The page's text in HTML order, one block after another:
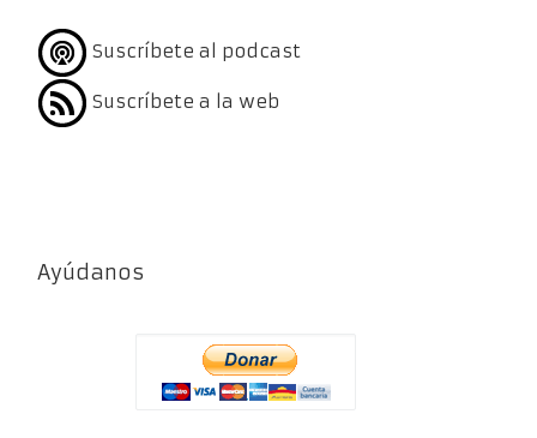
Suscríbete al podcast
Suscríbete a la web
Ayúdanos